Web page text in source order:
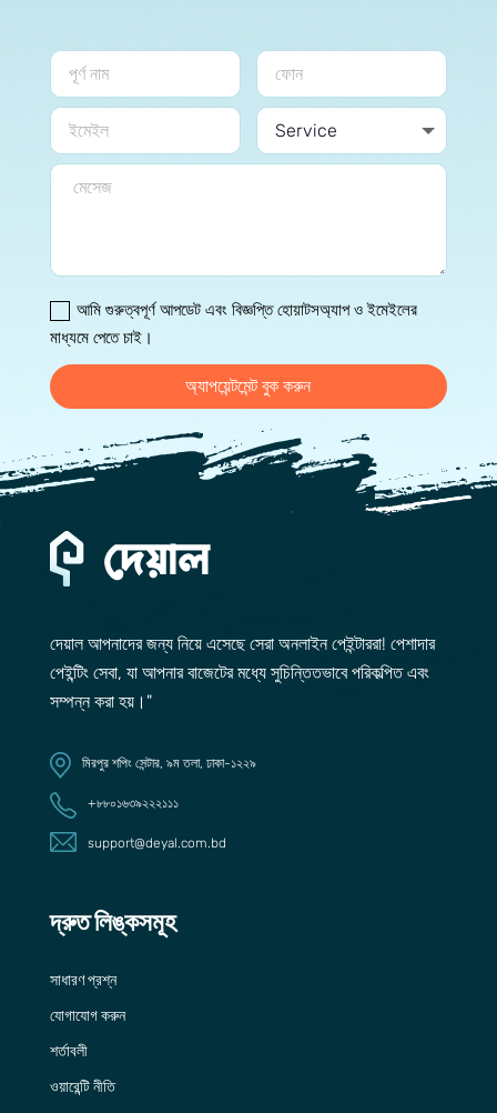
আমি গুরুত্বপূর্ণ আপডেট এবং বিজ্ঞপ্তি হোয়াটসঅ্যাপ ও ইমেইলের
মাধ্যমে পেতে চাই।
অ্যাপয়েন্টমেন্ট বুক করুন
দেয়াল আপনাদের জন্য নিয়ে এসেছে সেরা অনলাইন পেইন্টাররা! পেশাদার
পেইন্টিং সেবা, যা আপনার বাজেটের মধ্যে সুচিন্তিতভাবে পরিকল্পিত এবং
সম্পন্ন করা হয়।"
মিরপুর শপিং সেন্টার, ৯ম তলা, ঢাকা-১২২৯
+৮৮০১৬৩৯২২২১১১
support@deyal.com.bd
দ্রুত লিঙ্কসমূহ
সাধারণ প্রশ্ন
যোগাযোগ করুন
শর্তাবলী
ওয়ারেন্টি নীতি